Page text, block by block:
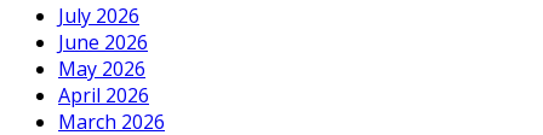
July 2026
June 2026
May 2026
April 2026
March 2026